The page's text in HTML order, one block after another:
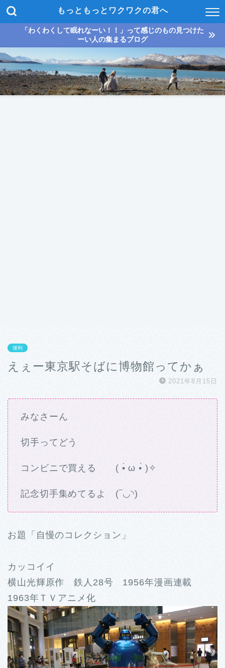
もっともっとワクワクの君へ
「わくわくして眠れなーい！！」って感じのもの見つけた
ーい人の集まるブログ
便利
えぇー東京駅そばに博物館ってかぁ
2021年8月15日
みなさーん
切手ってどう
コンビニで買える ( •̀ ω •́ )✧
記念切手集めてるよ (‾◡◝)
お題「自慢のコレクション」
カッコイイ
横山光輝原作 鉄人28号 1956年漫画連載
1963年ＴＶアニメ化